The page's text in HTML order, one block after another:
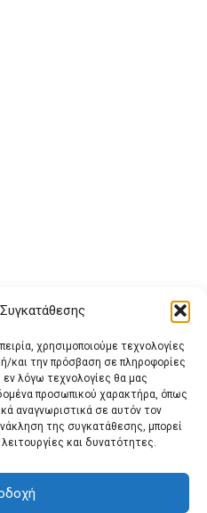
χρησιμοποιούμε τεχνολογίες
και την πρόσβαση σε πληροφορίες
λόγω τεχνολογίες θα μας
προσωπικού χαρακτήρα, όπως
αναγνωριστικά σε αυτόν τον
της συγκατάθεσης, μπορεί
και δυνατότητες.
ΟΡΟΙ ΧΡΗΣΗΣ